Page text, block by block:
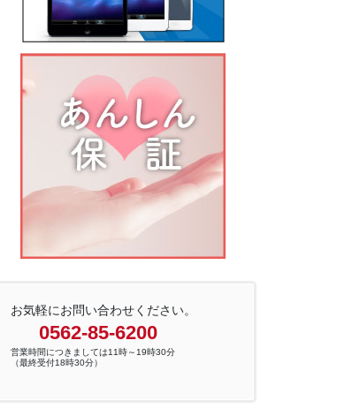
お気軽にお問い合わせください。
0562-85-6200
営業時間につきましては11時～19時30分
（最終受付18時30分）